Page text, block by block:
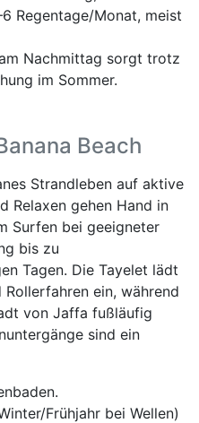
Regentage/Monat, meist
Nachmittag sorgt trotz
im Sommer.
Beach
Strandleben auf aktive
Relaxen gehen Hand in
Surfen bei geeigneter
bis zu
Tagen. Die Tayelet lädt
ein, während
von Jaffa fußläufig
sind ein
Frühjahr bei Wellen)